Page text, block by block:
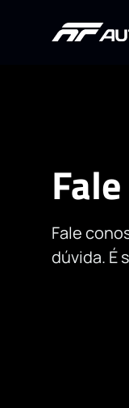
Fale
dúvida. É